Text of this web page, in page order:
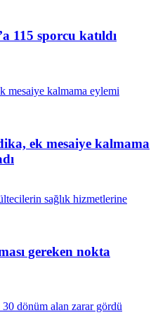
115 sporcu katıldı
ek mesaiye kalmama
gereken nokta